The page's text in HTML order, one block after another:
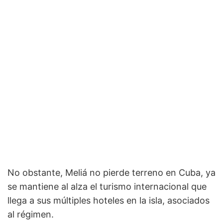
No obstante, Meliá no pierde terreno en Cuba, ya
se mantiene al alza el turismo internacional que
llega a sus múltiples hoteles en la isla, asociados
al régimen.